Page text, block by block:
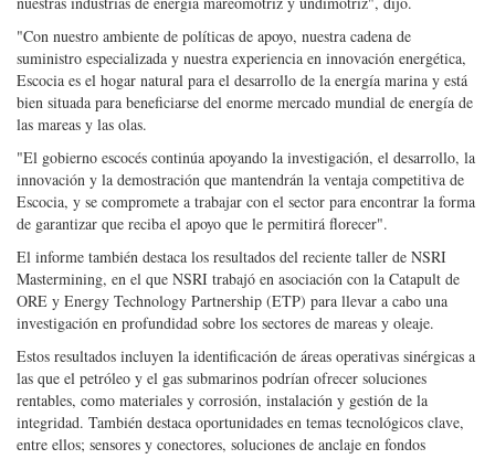
"Con nuestro ambiente de políticas de apoyo, nuestra cadena de
suministro especializada y nuestra experiencia en innovación energética,
Escocia es el hogar natural para el desarrollo de la energía marina y está
bien situada para beneficiarse del enorme mercado mundial de energía de
las mareas y las olas.
"El gobierno escocés continúa apoyando la investigación, el desarrollo, la
innovación y la demostración que mantendrán la ventaja competitiva de
Escocia, y se compromete a trabajar con el sector para encontrar la forma
de garantizar que reciba el apoyo que le permitirá florecer".
El informe también destaca los resultados del reciente taller de NSRI
Mastermining, en el que NSRI trabajó en asociación con la Catapult de
ORE y Energy Technology Partnership (ETP) para llevar a cabo una
investigación en profundidad sobre los sectores de mareas y oleaje.
Estos resultados incluyen la identificación de áreas operativas sinérgicas a
las que el petróleo y el gas submarinos podrían ofrecer soluciones
rentables, como materiales y corrosión, instalación y gestión de la
integridad. También destaca oportunidades en temas tecnológicos clave,
entre ellos; sensores y conectores, soluciones de anclaje en fondos